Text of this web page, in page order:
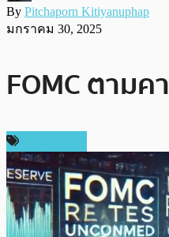
By Pitchaporn Kitiyanuphap
มกราคม 30, 2025
FOMC ตาม